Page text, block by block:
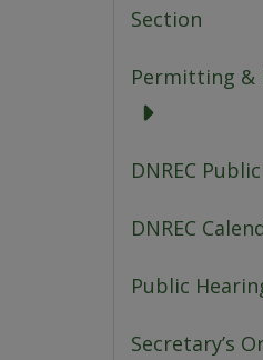
Section
Permitting &
DNREC
DNREC
Public
Secretary’s